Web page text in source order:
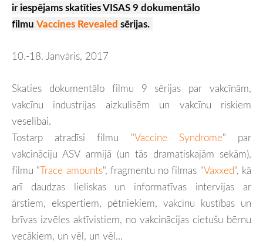
ir iespējams skatīties VISAS 9 dokumentālo
filmu Vaccines Revealed sērijas.
10.-18. Janvāris, 2017
Skaties dokumentālo filmu 9 sērijas par vakcīnām,
vakcīnu industrijas aizkulisēm un vakcīnu riskiem
veselībai.
Tostarp atradīsi filmu "Vaccine Syndrome" par
vakcināciju ASV armijā (un tās dramatiskajām sekām),
filmu "Trace amounts", fragmentu no filmas "Vaxxed", kā
arī daudzas lieliskas un informatīvas intervijas ar
ārstiem, ekspertiem, pētniekiem, vakcīnu kustības un
brīvas izvēles aktīvistiem, no vakcinācijas cietušu bērnu
vecākiem, un vēl, un vēl...